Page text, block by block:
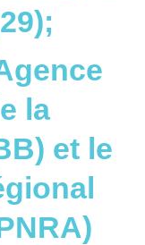
la
et le